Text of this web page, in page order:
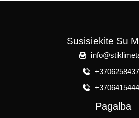
Susisiekite Su
Pagalba